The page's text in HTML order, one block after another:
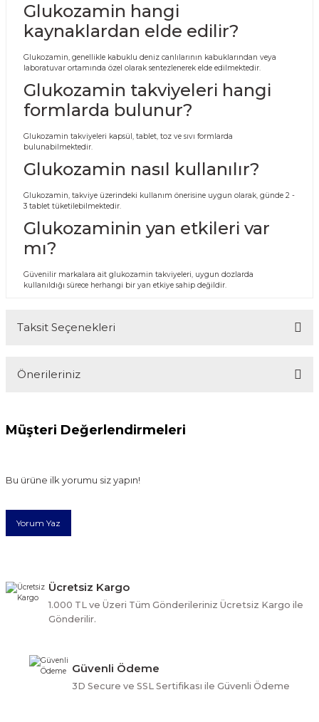
Glukozamin hangi
kaynaklardan elde edilir?
Glukozamin, genellikle kabuklu deniz canlılarının kabuklarından veya
laboratuvar ortamında özel olarak sentezlenerek elde edilmektedir.
Glukozamin takviyeleri hangi
formlarda bulunur?
Glukozamin takviyeleri kapsül, tablet, toz ve sıvı formlarda
bulunabilmektedir.
Glukozamin nasıl kullanılır?
Glukozamin, takviye üzerindeki kullanım önerisine uygun olarak, günde 2 -
3 tablet tüketilebilmektedir.
Glukozaminin yan etkileri var
mı?
Güvenilir markalara ait glukozamin takviyeleri, uygun dozlarda
kullanıldığı sürece herhangi bir yan etkiye sahip değildir.
Taksit Seçenekleri
Önerileriniz
Bu ürünün fiyat bilgisi, resim, ürün açıklamalarında ve diğer
konularda yetersiz gördüğünüz noktaları öneri formunu
Ürün açıklamasında eksik bilgiler bulunuyor.
Bu ürüne benzer farklı alternatifler olmalı.
Müşteri Değerlendirmeleri
Bu ürüne ilk yorumu siz yapın!
Yorum Yaz
Ücretsiz Kargo
1.000 TL ve Üzeri Tüm Gönderileriniz Ücretsiz Kargo ile
Gönderilir.
Güvenli Ödeme
3D Secure ve SSL Sertifikası ile Güvenli Ödeme